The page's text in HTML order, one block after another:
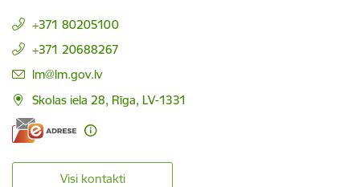
+371 80205100
+371 20688267
E-pasts:
lm@lm.gov.lv
Skolas iela 28, Rīga, LV-1331
Visi kontakti